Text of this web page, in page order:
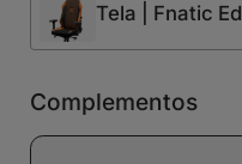
Tela | Fnatic
Complementos